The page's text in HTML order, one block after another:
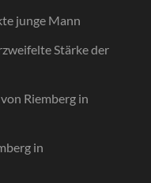
junge Mann
Stärke der
Riemberg in
in